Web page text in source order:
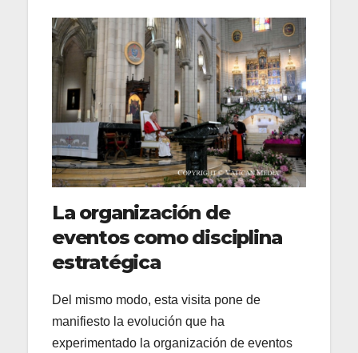
La organización de
eventos como disciplina
estratégica
Del mismo modo, esta visita pone de
manifiesto la evolución que ha
experimentado la organización de eventos